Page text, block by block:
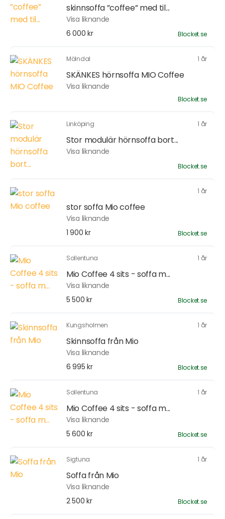
skinnsoffa ”coffee” med til...
Visa liknande
6 000 kr
Blocket.se
Mölndal 1 år
SKÄNKES hörnsoffa MIO Coffee
Visa liknande
Blocket.se
Linköping 1 år
Stor modulär hörnsoffa bort...
Visa liknande
Blocket.se
1 år
stor soffa Mio coffee
Visa liknande
1 900 kr
Blocket.se
Sollentuna 1 år
Mio Coffee 4 sits - soffa m...
Visa liknande
5 500 kr
Blocket.se
Kungsholmen 1 år
Skinnsoffa från Mio
Visa liknande
6 995 kr
Blocket.se
Sollentuna 1 år
Mio Coffee 4 sits - soffa m...
Visa liknande
5 600 kr
Blocket.se
Sigtuna 1 år
Soffa från Mio
Visa liknande
2 500 kr
Blocket.se